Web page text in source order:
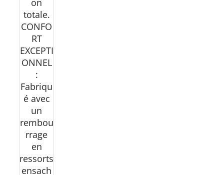
totale.
CONFO
RT
EXCEPTI
ONNEL
:
Fabriqu
é avec
un
rembou
rrage
en
ressorts
ensach